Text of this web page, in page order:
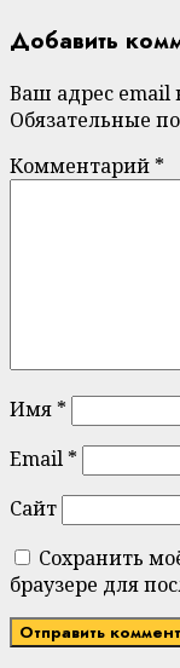
Добавить
Ваш адрес email
Обязательные
Комментарий *
Имя *
Email *
Сайт
Сохранить
браузере для